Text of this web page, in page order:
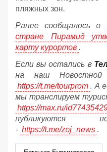
пляжных зон.
Ранее сообщалось о
стране Пирамид
карту курортов .
Если вы остались в
на наш
https://t.me/tourprom . А
мы транслируем
https://max.ru/
публикуются
- https://t.me/zoj_news .